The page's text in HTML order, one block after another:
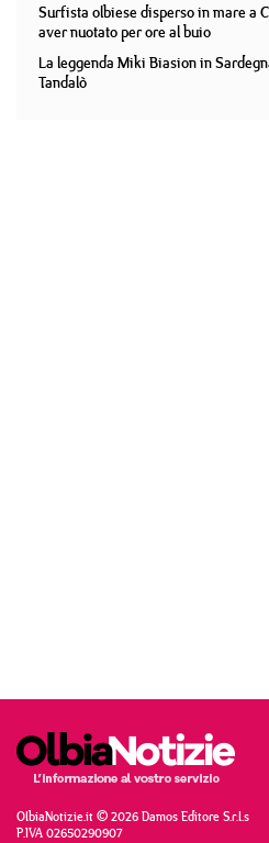
Surfista olbiese disperso in mare a
aver nuotato per ore al buio
La leggenda Miki Biasion in
Tandalò
OlbiaNotizie.it © 2026 Damos Editore S.r.l.s
P.IVA 02650290907